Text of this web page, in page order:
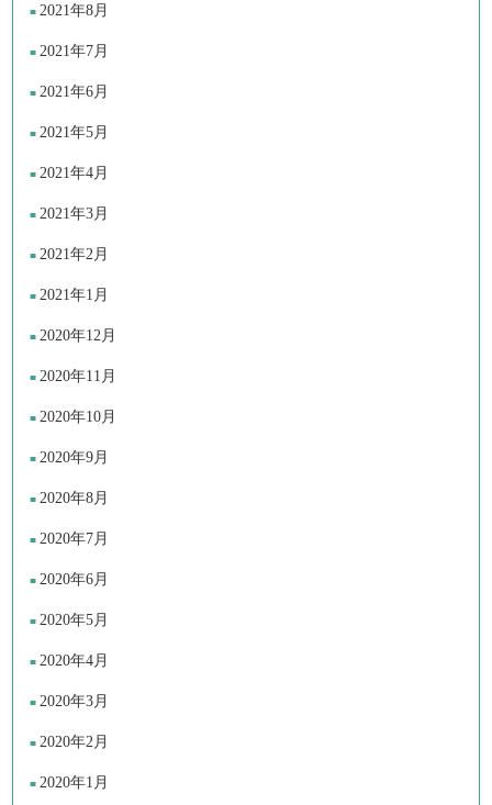
2021年8月
2021年7月
2021年6月
2021年5月
2021年4月
2021年3月
2021年2月
2021年1月
2020年12月
2020年11月
2020年10月
2020年9月
2020年8月
2020年7月
2020年6月
2020年5月
2020年4月
2020年3月
2020年2月
2020年1月